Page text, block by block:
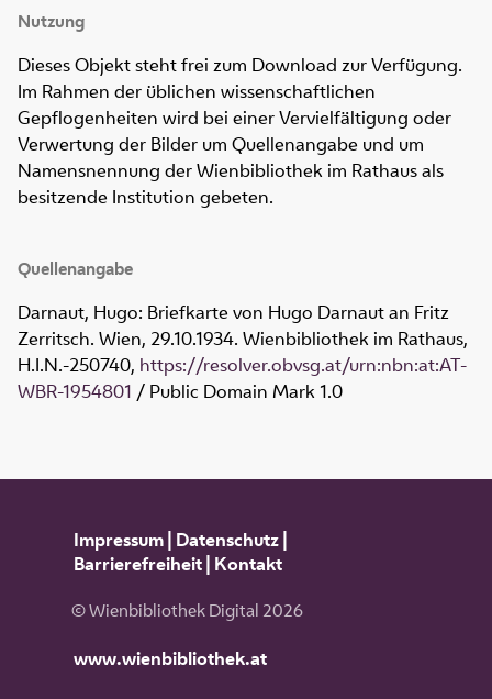
Nutzung
Dieses Objekt steht frei zum Download zur Verfügung.
Im Rahmen der üblichen wissenschaftlichen
Gepflogenheiten wird bei einer Vervielfältigung oder
Verwertung der Bilder um Quellenangabe und um
Namensnennung der Wienbibliothek im Rathaus als
besitzende Institution gebeten.
Quellenangabe
Darnaut, Hugo: Briefkarte von Hugo Darnaut an Fritz
Zerritsch. Wien, 29.10.1934. Wienbibliothek im Rathaus,
H.I.N.-250740, https://resolver.obvsg.at/urn:nbn:at:AT-
WBR-1954801 / Public Domain Mark 1.0
Impressum| Datenschutz|
Barrierefreiheit| Kontakt
© Wienbibliothek Digital 2026
www.wienbibliothek.at